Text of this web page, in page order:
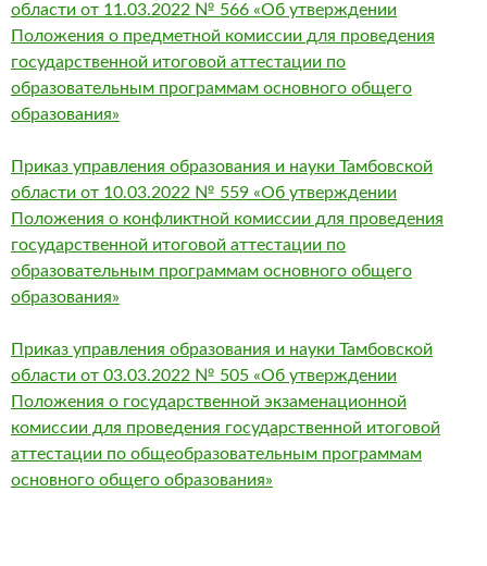
области от 11.03.2022 № 566 «Об утверждении
Положения о предметной комиссии для проведения
государственной итоговой аттестации по
образовательным программам основного общего
образования»
Приказ управления образования и науки Тамбовской
области от 10.03.2022 № 559 «Об утверждении
Положения о конфликтной комиссии для проведения
государственной итоговой аттестации по
образовательным программам основного общего
образования»
Приказ управления образования и науки Тамбовской
области от 03.03.2022 № 505 «Об утверждении
Положения о государственной экзаменационной
комиссии для проведения государственной итоговой
аттестации по общеобразовательным программам
основного общего образования»